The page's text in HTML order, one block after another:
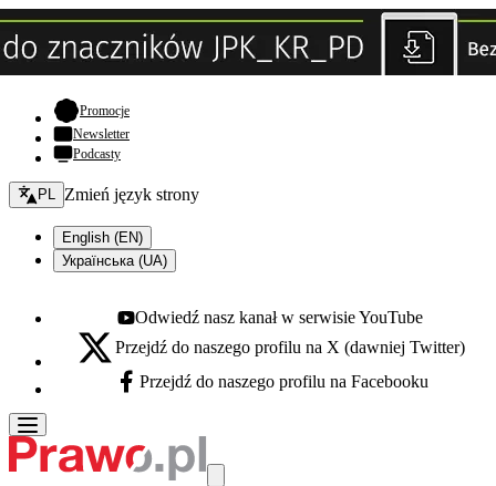
Promocje- otwiera się w nowej karcie
Newsletter
Podcasty
Zmień język - bieżący:
PL Zmień język strony
English (EN)
Українська (UA)
Youtube - otwiera się w nowej karcie
Odwiedź nasz kanał w serwisie YouTube
X - otwiera się w nowej karcie
Przejdź do naszego profilu na X (dawniej Twitter)
Facebook - otwiera się w nowej karcie
Przejdź do naszego profilu na Facebooku